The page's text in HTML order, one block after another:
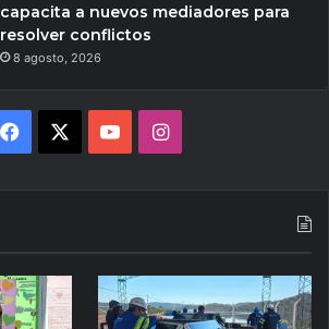
capacita a nuevos mediadores para
resolver conflictos
8 agosto, 2026
Facebook YouTubeInstagram